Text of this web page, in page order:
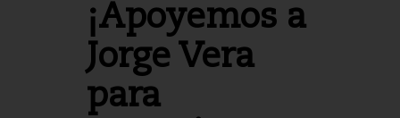
¡Apoyemos a
Jorge Vera
para